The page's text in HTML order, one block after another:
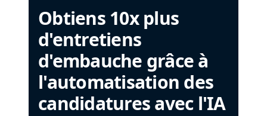
Obtiens 10x plus
d'entretiens
d'embauche grâce à
l'automatisation des
candidatures avec l'IA